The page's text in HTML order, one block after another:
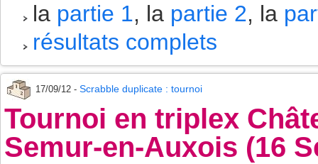
la partie 1, la partie 2, la
résultats complets
17/09/12 - Scrabble duplicate : tournoi
Tournoi en triplex
Semur-en-Auxois (16